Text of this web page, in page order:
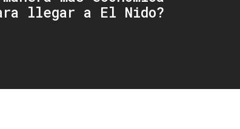
llegar a El Nido?